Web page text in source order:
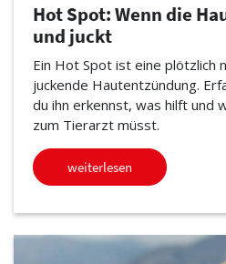
Hot Spot: Wenn die
und juckt
Ein Hot Spot ist eine plötzlich
juckende Hautentzündung.
du ihn erkennst, was hilft und
zum Tierarzt müsst.
weiterlesen